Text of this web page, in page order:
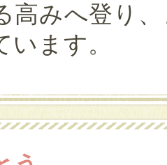
高みへ登り
います。